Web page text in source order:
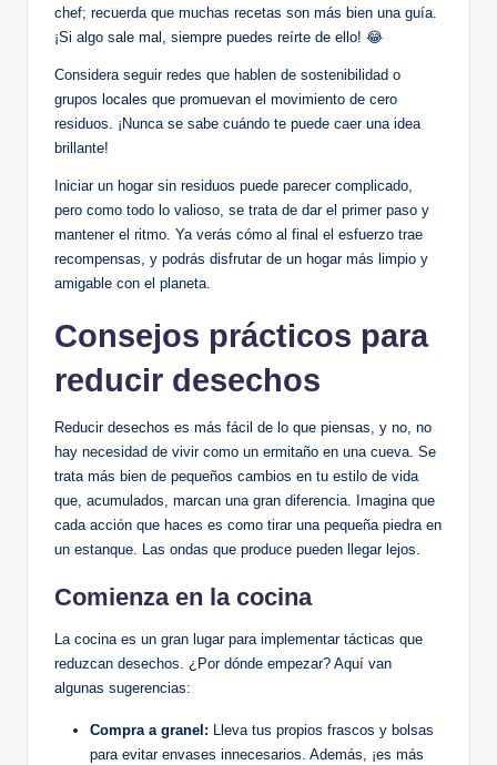
chef; recuerda que muchas recetas son más bien una guía.
¡Si algo sale mal, siempre puedes reírte de ello! 😂
Considera seguir redes que hablen de sostenibilidad o
grupos locales que promuevan el movimiento de cero
residuos. ¡Nunca se sabe cuándo te puede caer una idea
brillante!
Iniciar un hogar sin residuos puede parecer complicado,
pero como todo lo valioso, se trata de dar el primer paso y
mantener el ritmo. Ya verás cómo al final el esfuerzo trae
recompensas, y podrás disfrutar de un hogar más limpio y
amigable con el planeta.
Consejos prácticos para
reducir desechos
Reducir desechos es más fácil de lo que piensas, y no, no
hay necesidad de vivir como un ermitaño en una cueva. Se
trata más bien de pequeños cambios en tu estilo de vida
que, acumulados, marcan una gran diferencia. Imagina que
cada acción que haces es como tirar una pequeña piedra en
un estanque. Las ondas que produce pueden llegar lejos.
Comienza en la cocina
La cocina es un gran lugar para implementar tácticas que
reduzcan desechos. ¿Por dónde empezar? Aquí van
algunas sugerencias:
Compra a granel: Lleva tus propios frascos y bolsas
para evitar envases innecesarios. Además, ¡es más